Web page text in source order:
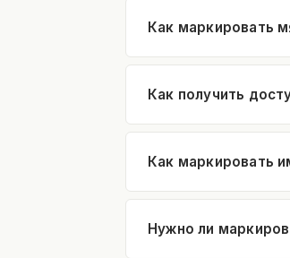
Как маркировать
Как получить
Как маркировать
Нужно ли